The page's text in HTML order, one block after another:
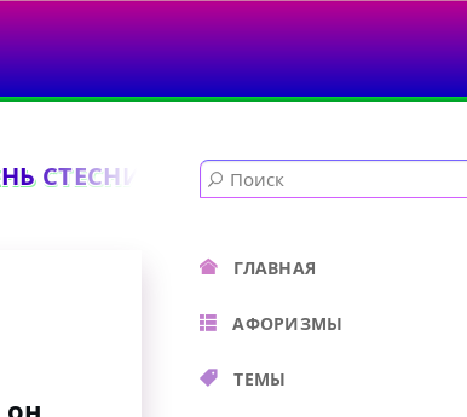
СТЕСНИТЕЛЬНЫЙ...
ГЛАВНАЯ
АФОРИЗМЫ
ТЕМЫ